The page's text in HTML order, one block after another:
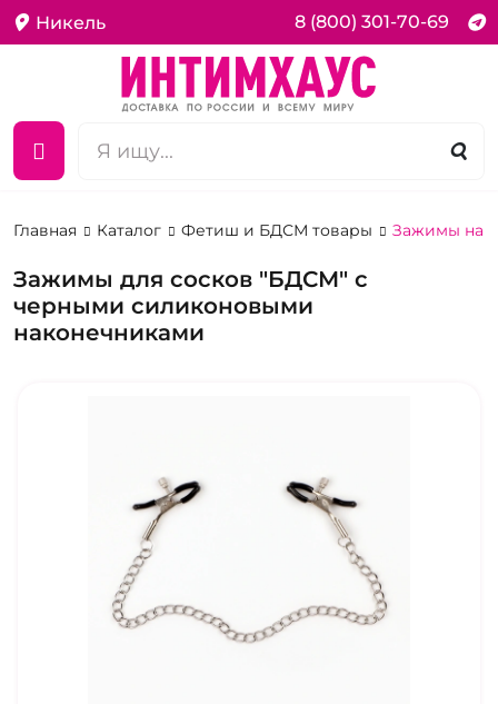
Никель 8 (800) 301-70-69
Главная Каталог Фетиш и БДСМ товары Зажимы на
Зажимы для сосков "БДСМ" с
черными силиконовыми
наконечниками